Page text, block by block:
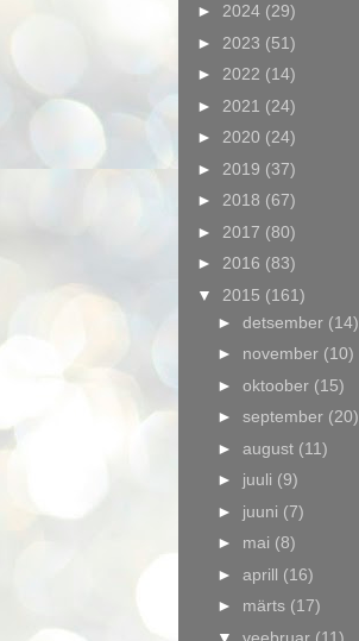
► 2024 (29)
► 2023 (51)
► 2022 (14)
► 2021 (24)
► 2020 (24)
► 2019 (37)
► 2018 (67)
► 2017 (80)
► 2016 (83)
▼ 2015 (161)
► detsember (14)
► november (10)
► oktoober (15)
► september (20)
► august (11)
► juuli (9)
► juuni (7)
► mai (8)
► aprill (16)
► märts (17)
▼ veebruar (11)